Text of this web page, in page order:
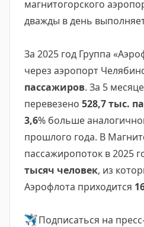
магнитогорского
дважды в день
За 2025 год Группа
через аэропорт
пассажиров. За 5
перевезено 528,7 тыс.
3,6% больше
прошлого года. В
пассажиропоток в 2025
тысяч человек, из
Аэрофлота приходится
✈️Подписаться на